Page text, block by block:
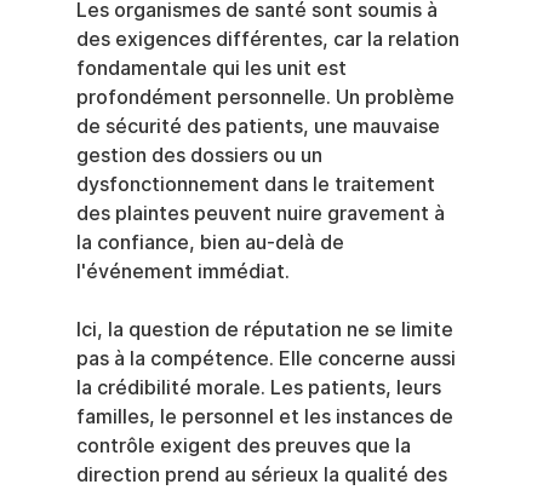
Les organismes de santé sont soumis à
des exigences différentes, car la relation
fondamentale qui les unit est
profondément personnelle. Un problème
de sécurité des patients, une mauvaise
gestion des dossiers ou un
dysfonctionnement dans le traitement
des plaintes peuvent nuire gravement à
la confiance, bien au-delà de
l'événement immédiat.
Ici, la question de réputation ne se limite
pas à la compétence. Elle concerne aussi
la crédibilité morale. Les patients, leurs
familles, le personnel et les instances de
contrôle exigent des preuves que la
direction prend au sérieux la qualité des